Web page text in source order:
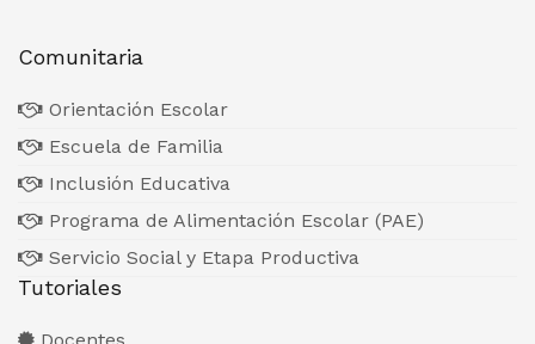
Comunitaria
Orientación Escolar
Escuela de Familia
Inclusión Educativa
Programa de Alimentación Escolar (PAE)
Servicio Social y Etapa Productiva
Tutoriales